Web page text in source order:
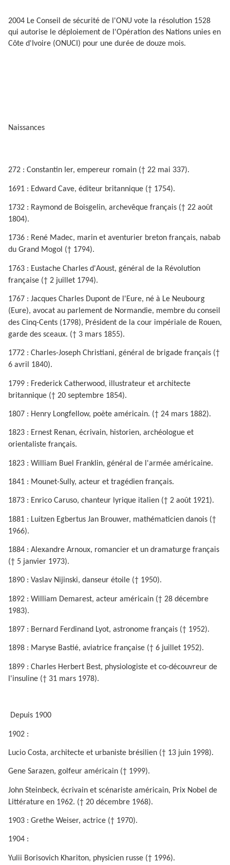
2004 Le Conseil de sécurité de l'ONU vote la résolution 1528
qui autorise le déploiement de l'Opération des Nations unies en
Côte d'Ivoire (ONUCI) pour une durée de douze mois.
Naissances
272 : Constantin Ier, empereur romain († 22 mai 337).
1691 : Edward Cave, éditeur britannique († 1754).
1732 : Raymond de Boisgelin, archevêque français († 22 août
1804).
1736 : René Madec, marin et aventurier breton français, nabab
du Grand Mogol († 1794).
1763 : Eustache Charles d'Aoust, général de la Révolution
française († 2 juillet 1794).
1767 : Jacques Charles Dupont de l'Eure, né à Le Neubourg
(Eure), avocat au parlement de Normandie, membre du conseil
des Cinq-Cents (1798), Président de la cour impériale de Rouen,
garde des sceaux. († 3 mars 1855).
1772 : Charles-Joseph Christiani, général de brigade français (†
6 avril 1840).
1799 : Frederick Catherwood, illustrateur et architecte
britannique († 20 septembre 1854).
1807 : Henry Longfellow, poète américain. († 24 mars 1882).
1823 : Ernest Renan, écrivain, historien, archéologue et
orientaliste français.
1823 : William Buel Franklin, général de l'armée américaine.
1841 : Mounet-Sully, acteur et tragédien français.
1873 : Enrico Caruso, chanteur lyrique italien († 2 août 1921).
1881 : Luitzen Egbertus Jan Brouwer, mathématicien danois (†
1966).
1884 : Alexandre Arnoux, romancier et un dramaturge français
(† 5 janvier 1973).
1890 : Vaslav Nijinski, danseur étoile († 1950).
1892 : William Demarest, acteur américain († 28 décembre
1983).
1897 : Bernard Ferdinand Lyot, astronome français († 1952).
1898 : Maryse Bastié, aviatrice française († 6 juillet 1952).
1899 : Charles Herbert Best, physiologiste et co-découvreur de
l'insuline († 31 mars 1978).
Depuis 1900
1902 :
Lucio Costa, architecte et urbaniste brésilien († 13 juin 1998).
Gene Sarazen, golfeur américain († 1999).
John Steinbeck, écrivain et scénariste américain, Prix Nobel de
Littérature en 1962. († 20 décembre 1968).
1903 : Grethe Weiser, actrice († 1970).
1904 :
Yulii Borisovich Khariton, physicien russe († 1996).